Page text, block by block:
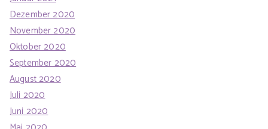
Dezember 2020
November 2020
Oktober 2020
September 2020
August 2020
Juli 2020
Juni 2020